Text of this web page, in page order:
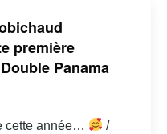
première
Panama
cette année…
/